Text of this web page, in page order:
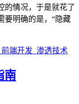
的情况，于是就花了
要明确的是，“隐藏
南